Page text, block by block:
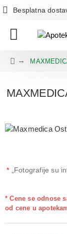
Besplatna
* „Fotografije su
* Cene se odnose
od cene u